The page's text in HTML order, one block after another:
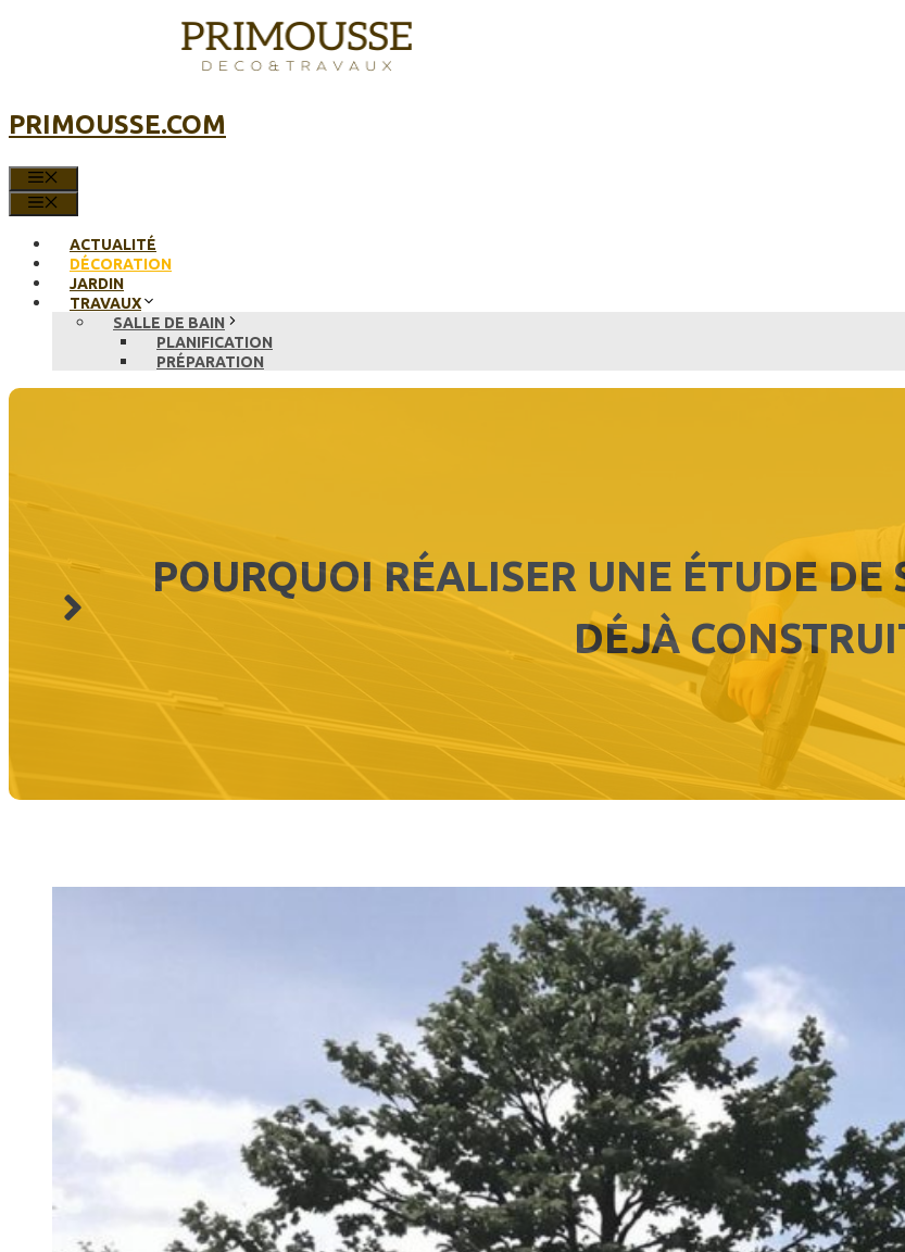
PRIMOUSSE.COM
ACTUALITÉ
DÉCORATION
JARDIN
TRAVAUX
SALLE DE BAIN
PLANIFICATION
PRÉPARATION
POURQUOI RÉALISER UNE ÉTUDE
DÉJÀ